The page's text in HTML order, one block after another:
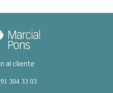
al cliente
304 33 03